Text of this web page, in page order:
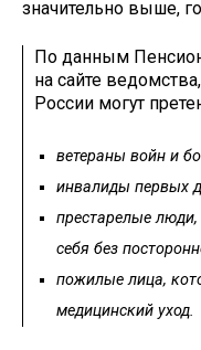
значительно выше,
По данным
на сайте
России могут
ветераны войн и
инвалиды первых
престарелые
себя без
пожилые лица,
медицинский уход.